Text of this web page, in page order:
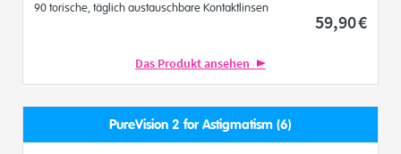
90 torische, täglich austauschbare Kontaktlinsen
59,90€
Das Produkt ansehen
PureVision 2 for Astigmatism (6)